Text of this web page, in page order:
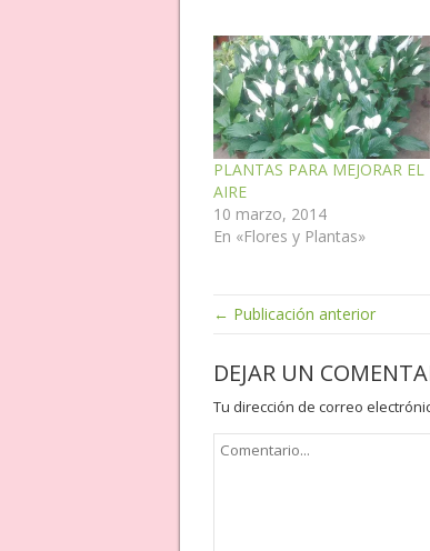
PLANTAS PARA MEJORAR EL
AIRE
10 marzo, 2014
En «Flores y Plantas»
← Publicación anterior
DEJAR UN
Tu dirección de correo